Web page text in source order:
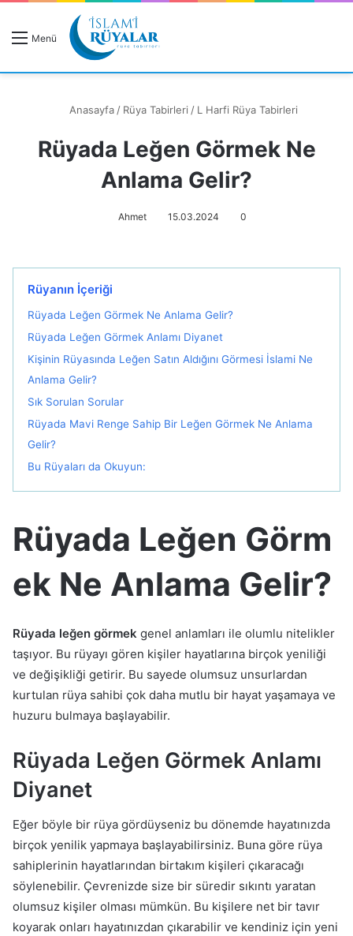
Menü
Anasayfa / Rüya Tabirleri / L Harfi Rüya Tabirleri
Rüyada Leğen Görmek Ne
Anlama Gelir?
Ahmet 15.03.2024 0
Rüyanın İçeriği
Rüyada Leğen Görmek Ne Anlama Gelir?
Rüyada Leğen Görmek Anlamı Diyanet
Kişinin Rüyasında Leğen Satın Aldığını Görmesi İslami Ne
Anlama Gelir?
Sık Sorulan Sorular
Rüyada Mavi Renge Sahip Bir Leğen Görmek Ne Anlama
Gelir?
Bu Rüyaları da Okuyun:
Rüyada Leğen Görm
ek Ne Anlama Gelir?
Rüyada leğen görmek genel anlamları ile olumlu nitelikler
taşıyor. Bu rüyayı gören kişiler hayatlarına birçok yeniliği
ve değişikliği getirir. Bu sayede olumsuz unsurlardan
kurtulan rüya sahibi çok daha mutlu bir hayat yaşamaya ve
huzuru bulmaya başlayabilir.
Rüyada Leğen Görmek Anlamı
Diyanet
Eğer böyle bir rüya gördüyseniz bu dönemde hayatınızda
birçok yenilik yapmaya başlayabilirsiniz. Buna göre rüya
sahiplerinin hayatlarından birtakım kişileri çıkaracağı
söylenebilir. Çevrenizde size bir süredir sıkıntı yaratan
olumsuz kişiler olması mümkün. Bu kişilere net bir tavır
koyarak onları hayatınızdan çıkarabilir ve kendiniz için yeni
Rüyanızı Arayın